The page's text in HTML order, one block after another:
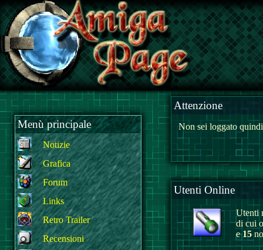
Menù principale
Notizie
Grafica
Forum
Links
Retro Trailer
Recensioni
Attenzione
Non sei loggato
Utenti Online
Utenti
di cui
e15